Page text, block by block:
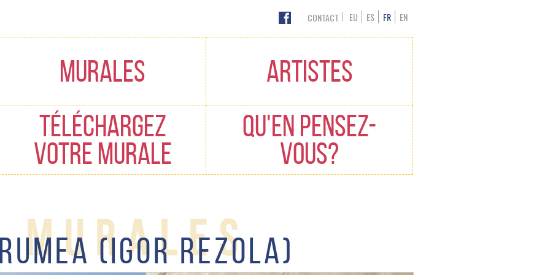
joan
MURALES
ARTISTES
TÉLÉCHARGEZ
VOTRE MURALE
QU'EN PENSEZ-
VOUS?
CONTACT EU ES FR EN
Murales
(IGOR REZOLA)